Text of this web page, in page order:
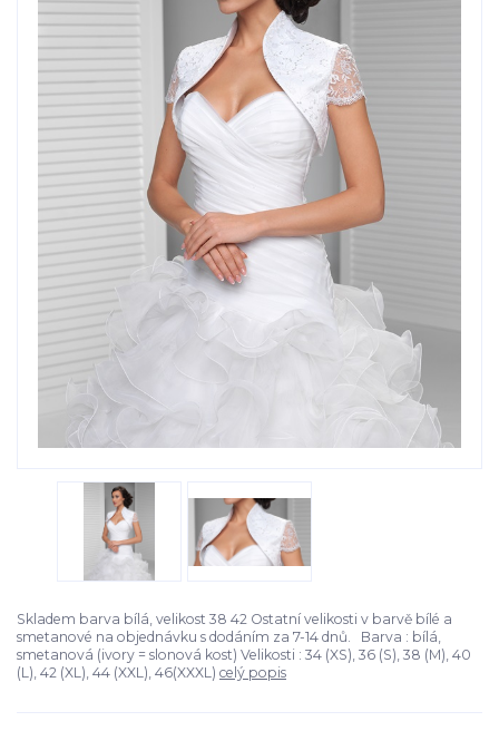
Skladem barva bílá, velikost 38 42 Ostatní velikosti v barvě bílé a
smetanové na objednávku s dodáním za 7-14 dnů. Barva : bílá,
smetanová (ivory = slonová kost) Velikosti : 34 (XS), 36 (S), 38 (M), 40
(L), 42 (XL), 44 (XXL), 46(XXXL) celý popis